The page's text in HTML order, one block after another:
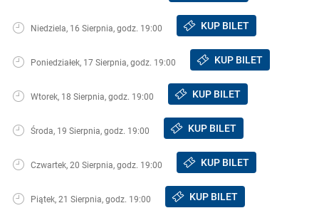
Niedziela, 16 Sierpnia, godz. 19:00 KUP BILET
Poniedziałek, 17 Sierpnia, godz. 19:00 KUP BILET
Wtorek, 18 Sierpnia, godz. 19:00 KUP BILET
Środa, 19 Sierpnia, godz. 19:00 KUP BILET
Czwartek, 20 Sierpnia, godz. 19:00 KUP BILET
Piątek, 21 Sierpnia, godz. 19:00 KUP BILET